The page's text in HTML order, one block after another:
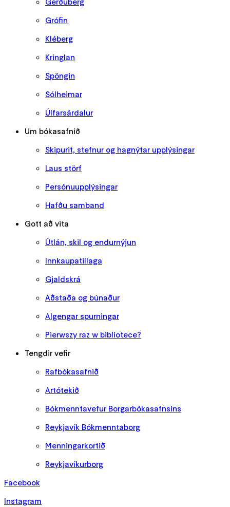
Grófin
Kléberg
Kringlan
Spöngin
Sólheimar
Úlfarsárdalur
Um bókasafnið
Skipurit, stefnur og hagnýtar upplýsingar
Laus störf
Persónuupplýsingar
Hafðu samband
Gott að vita
Útlán, skil og endurnýjun
Innkaupatillaga
Gjaldskrá
Aðstaða og búnaður
Algengar spurningar
Pierwszy raz w bibliotece?
Tengdir vefir
Rafbókasafnið
Artótekið
Bókmenntavefur Borgarbókasafnsins
Reykjavík Bókmenntaborg
Menningarkortið
Reykjavíkurborg
Facebook
Instagram